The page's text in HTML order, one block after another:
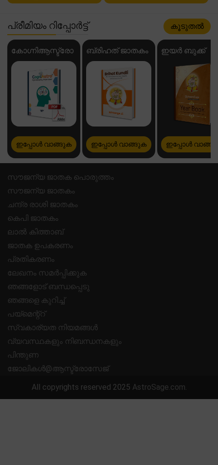
പ്രീമിയം റിപ്പോർട്ട് കൂടുതൽ
കോഗ്നിആസ്ട്രോ
ഇപ്പോൾ വാങ്ങുക
ബ്രിഹത് ജാതകം
ഇപ്പോൾ വാങ്ങുക
ഇയർ ബുക്ക്
ഇപ്പോൾ
സൗജന്യ ജാതക പൊരുത്തം
സൗജന്യ ജാതകം
ചന്ദ്ര രാശി ജാതകം
കെപി ജാതകം
ലാൽ കിത്താബ്
ജാതക ഉപകരണം
പ്രതികരണം
ലേഖനം സമർപ്പിക്കുക
ഞങ്ങളോട് ബന്ധപ്പെടു
ഞങ്ങളെ കുറിച്ച്
പയ്മെന്റ്റ്
സ്വകാര്യത നിയമങ്ങൾ
വ്യവസ്ഥകളും നിബന്ധനകളും
പിന്തുണ
ജോലികൾ@ആസ്ട്രോസേജ്
All copyrights reserved 2025 AstroSage.com.